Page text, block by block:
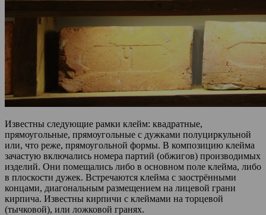
Известны следующие рамки клейм: квадратные,
прямоугольные, прямоугольные с дужками полуциркульной
или, что реже, прямоугольной формы. В композицию клейма
зачастую включались номера партий (обжигов) производимых
изделий. Они помещались либо в основном поле клейма, либо
в плоскости дужек. Встречаются клейма с заострёнными
концами, диагональным размещением на лицевой грани
кирпича. Известны кирпичи с клеймами на торцевой
(тычковой), или ложковой гранях.